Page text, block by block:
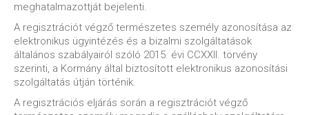
meghatalmazottját bejelenti.
A regisztrációt végző természetes személy azonosítása az
elektronikus ügyintézés és a bizalmi szolgáltatások
általános szabályairól szóló 2015. évi CCXXII. törvény
szerinti, a Kormány által biztosított elektronikus azonosítási
szolgáltatás útján történik.
A regisztrációs eljárás során a regisztrációt végző